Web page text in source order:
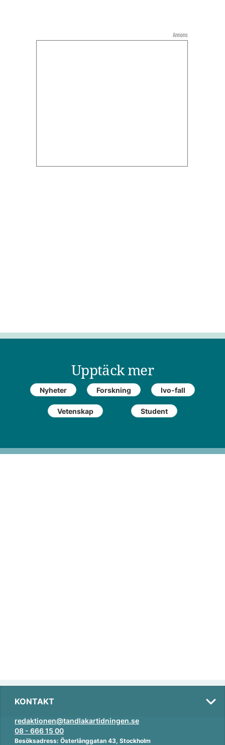
Upptäck mer
Nyheter Forskning Ivo-fall
Vetenskap Student
Annons
KONTAKT
redaktionen@tandlakartidningen.se
08 - 666 15 00
Besöksadress: Österlånggatan 43, Stockholm